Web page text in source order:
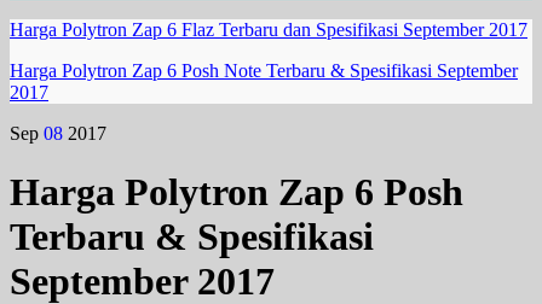
Harga Polytron Zap 6 Flaz Terbaru dan Spesifikasi September 2017
Harga Polytron Zap 6 Posh Note Terbaru & Spesifikasi September
2017
Sep 08 2017
Harga Polytron Zap 6 Posh
Terbaru & Spesifikasi
September 2017